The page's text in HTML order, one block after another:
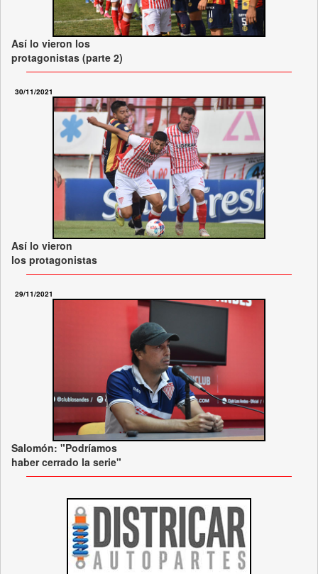
Así lo vieron los
protagonistas (parte 2)
30/11/2021
Así lo vieron
los protagonistas
29/11/2021
Salomón: "Podríamos
haber cerrado la serie"